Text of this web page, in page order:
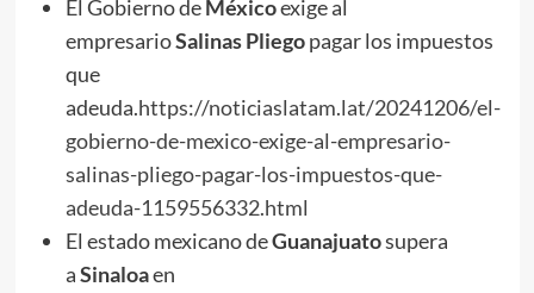
El Gobierno deMéxicoexige al
empresarioSalinas Pliegopagar los impuestos
que
adeuda.https://noticiaslatam.lat/20241206/el-
gobierno-de-mexico-exige-al-empresario-
salinas-pliego-pagar-los-impuestos-que-
adeuda-1159556332.html
El estado mexicano deGuanajuatosupera
aSinaloaen